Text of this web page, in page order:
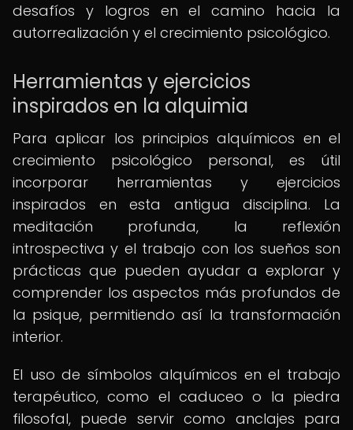
desafíos y logros en el camino hacia la
autorrealización y el crecimiento psicológico.
Herramientas y ejercicios
inspirados en la alquimia
Para aplicar los principios alquímicos en el
crecimiento psicológico personal, es útil
incorporar herramientas y ejercicios
inspirados en esta antigua disciplina. La
meditación profunda, la reflexión
introspectiva y el trabajo con los sueños son
prácticas que pueden ayudar a explorar y
comprender los aspectos más profundos de
la psique, permitiendo así la transformación
interior.
El uso de símbolos alquímicos en el trabajo
terapéutico, como el caduceo o la piedra
filosofal, puede servir como anclajes para